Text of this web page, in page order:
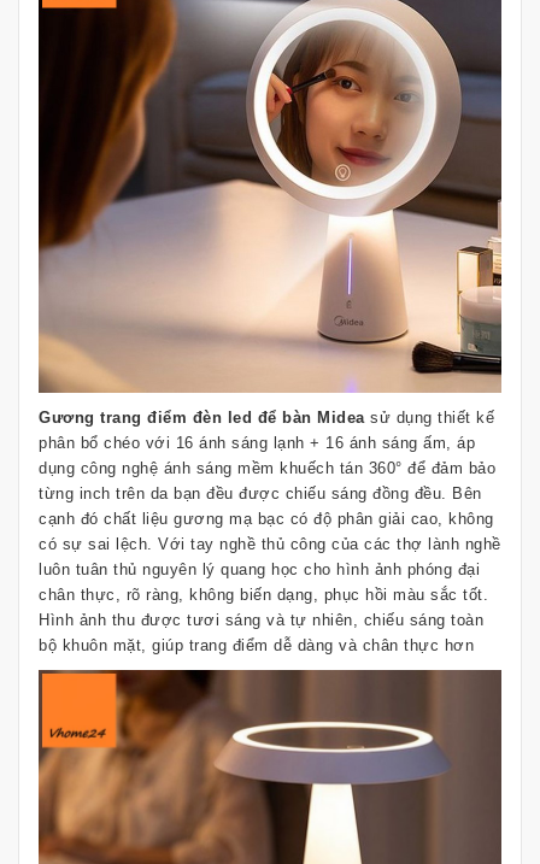
Gương trang điểm đèn led để bàn Mideasử dụng thiết kế
phân bổ chéo với 16 ánh sáng lạnh + 16 ánh sáng ấm, áp
dụng công nghệ ánh sáng mềm khuếch tán 360° để đảm bảo
từng inch trên da bạn đều được chiếu sáng đồng đều. Bên
cạnh đó chất liệu gương mạ bạc có độ phân giải cao, không
có sự sai lệch. Với tay nghề thủ công của các thợ lành nghề
luôn tuân thủ nguyên lý quang học cho hình ảnh phóng đại
chân thực, rõ ràng, không biến dạng, phục hồi màu sắc tốt.
Hình ảnh thu được tươi sáng và tự nhiên, chiếu sáng toàn
bộ khuôn mặt, giúp trang điểm dễ dàng và chân thực hơn